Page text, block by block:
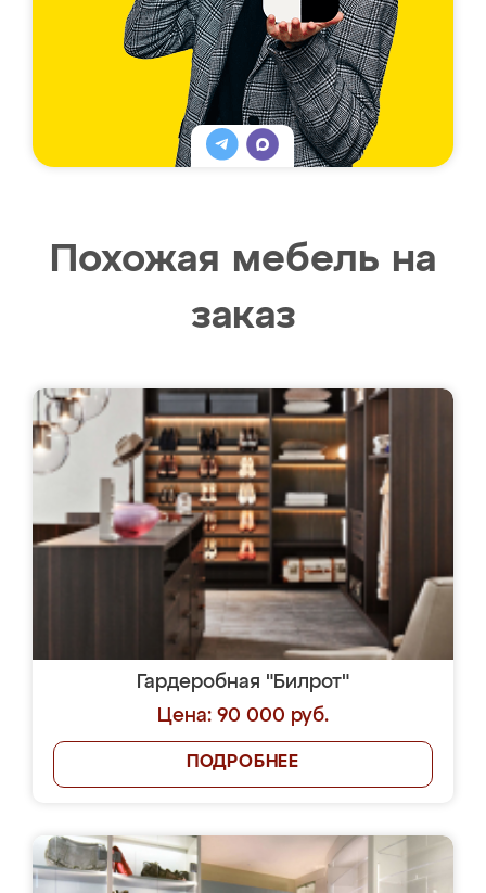
Похожая мебель на
заказ
Гардеробная "Билрот"
Цена: 90 000 руб.
ПОДРОБНЕЕ